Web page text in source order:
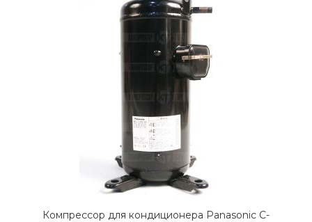
Компрессор для кондиционера Panasonic C-